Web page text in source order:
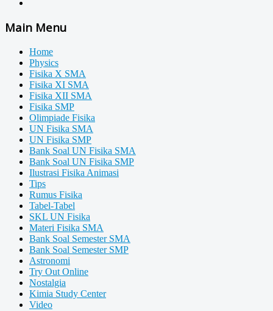
Main Menu
Home
Physics
Fisika X SMA
Fisika XI SMA
Fisika XII SMA
Fisika SMP
Olimpiade Fisika
UN Fisika SMA
UN Fisika SMP
Bank Soal UN Fisika SMA
Bank Soal UN Fisika SMP
Ilustrasi Fisika Animasi
Tips
Rumus Fisika
Tabel-Tabel
SKL UN Fisika
Materi Fisika SMA
Bank Soal Semester SMA
Bank Soal Semester SMP
Astronomi
Try Out Online
Nostalgia
Kimia Study Center
Video